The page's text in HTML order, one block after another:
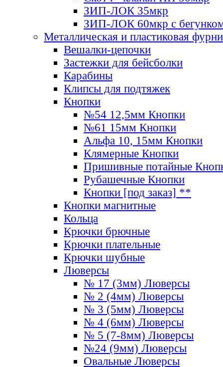
ЗИП-ЛОК 35мкр
ЗИП-ЛОК 60мкр с
Металлическая и пластиковая
Вешалки-цепочки
Застежки для бейсболки
Карабины
Клипсы для подтяжек
Кнопки
№54 12,5мм Кнопки
№61 15мм Кнопки
Альфа 10, 15мм Кнопки
Клямерные Кнопки
Пришивные потайные
Рубашечные Кнопки
Кнопки [под заказ] **
Кнопки магнитные
Кольца
Крючки брючные
Крючки плательные
Крючки шубные
Люверсы
№ 17 (3мм) Люверсы
№ 2 (4мм) Люверсы
№ 3 (5мм) Люверсы
№ 4 (6мм) Люверсы
№ 5 (7-8мм) Люверсы
№24 (9мм) Люверсы
Овальные Люверсы